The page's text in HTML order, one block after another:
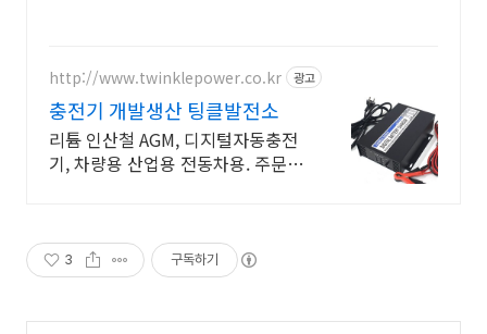
http://www.twinklepower.co.kr 광고
충전기 개발생산 팅클발전소
리튬 인산철 AGM, 디지털자동충전
기, 차량용 산업용 전동차용. 주문형
3 구독하기